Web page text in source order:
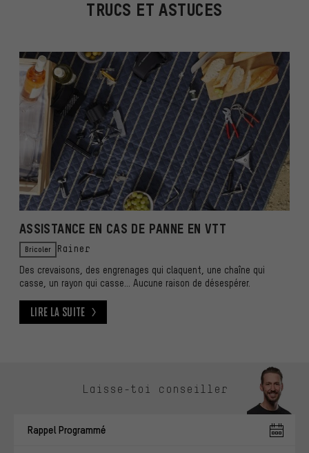
TRUCS ET ASTUCES
ASSISTANCE EN CAS DE PANNE EN VTT
Bricoler Rainer
Des crevaisons, des engrenages qui claquent, une chaîne qui
casse, un rayon qui casse... Aucune raison de désespérer.
Lire la suite
Laisse-toi conseiller
Rappel Programmé